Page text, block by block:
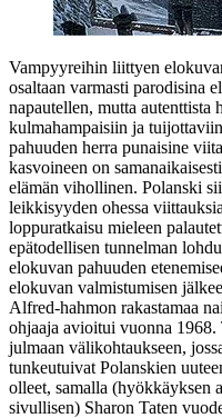
Vampyyreihin liittyen
osaltaan varmasti parodisina
napautellen, mutta
kulmahampaisiin ja
pahuuden herra punaisine
kasvoineen on
elämän vihollinen. Polanski
leikkisyyden ohessa
loppuratkaisu mieleen
epätodellisen tunnelman
elokuvan pahuuden
elokuvan valmistumisen
Alfred-hahmon rakastamaa
ohjaaja avioitui vuonna
julmaan välikohtaukseen,
tunkeutuivat Polanskien
olleet, samalla (hyökkäyksen
sivullisen) Sharon Taten